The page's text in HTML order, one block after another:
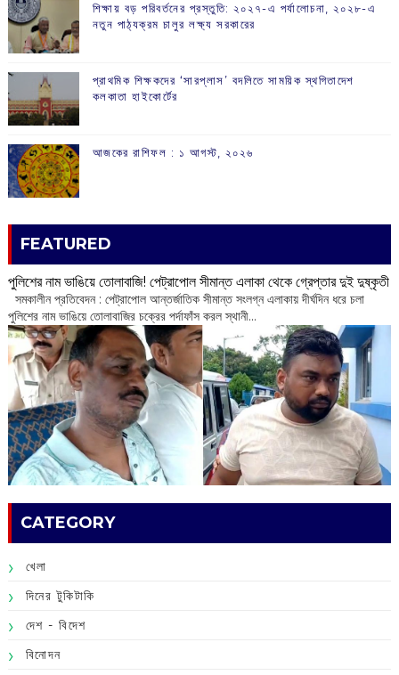
শিক্ষায় বড় পরিবর্তনের প্রস্তুতি: ২০২৭-এ পর্যালোচনা, ২০২৮-এ
নতুন পাঠ্যক্রম চালুর লক্ষ্য সরকারের
প্রাথমিক শিক্ষকদের ‘সারপ্লাস’ বদলিতে সাময়িক স্থগিতাদেশ
কলকাতা হাইকোর্টের
আজকের রাশিফল :‌ ‌‌১ আগস্ট, ২০২৬
FEATURED
পুলিশের নাম ভাঙিয়ে তোলাবাজি! পেট্রাপোল সীমান্ত এলাকা থেকে গ্রেপ্তার দুই দুষ্কৃতী
সমকালীন প্রতিবেদন : পেট্রাপোল আন্তর্জাতিক সীমান্ত সংলগ্ন এলাকায় দীর্ঘদিন ধরে চলা
পুলিশের নাম ভাঙিয়ে তোলাবাজির চক্রের পর্দাফাঁস করল স্থানী...
CATEGORY
খেলা
দিনের টুকিটাকি
দেশ - বিদেশ
বিনোদন